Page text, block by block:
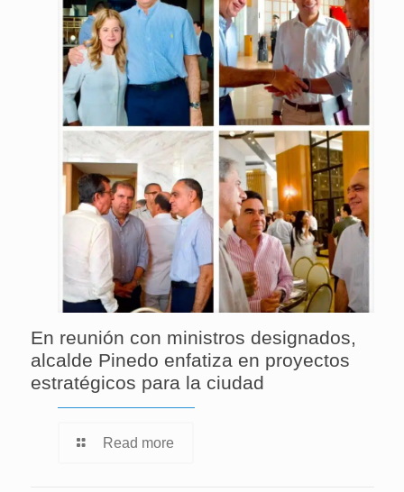
En reunión con ministros designados,
alcalde Pinedo enfatiza en proyectos
estratégicos para la ciudad
Read more